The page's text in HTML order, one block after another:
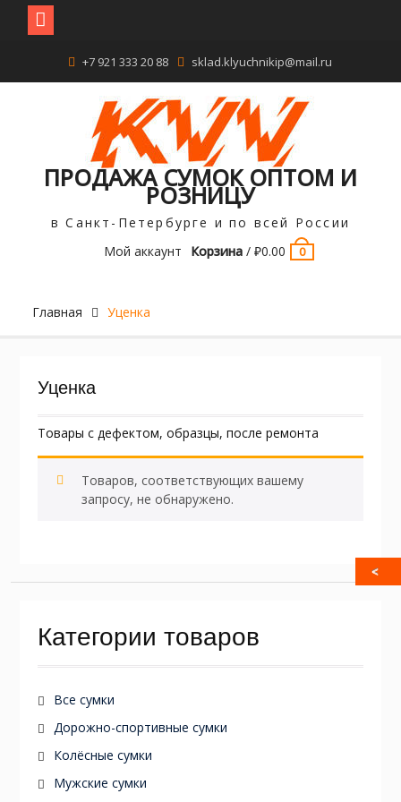
содержимому
+7 921 333 20 88 sklad.klyuchnikip@mail.ru
ПРОДАЖА СУМОК ОПТОМ И
РОЗНИЦУ
в Санкт-Петербурге и по всей России
Мой аккаунт
Корзина/ ₽0.00 0
Главная Уценка
Уценка
Товары с дефектом, образцы, после ремонта
Товаров, соответствующих вашему
запросу, не обнаружено.
Категории товаров
Все сумки
Дорожно-спортивные сумки
Колёсные сумки
Мужские сумки